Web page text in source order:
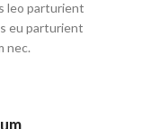
leo parturient
eu parturient
nec.